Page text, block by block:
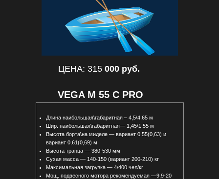
ЦЕНА: 315 000 руб.
VEGA М 55 C PRO
Длина наибольшая\габаритная – 4,5\4,65 м
Шир. наибольшая\габаритная— 1,45\1,55 м
Высота борта\на миделе — вариант 0,55(0,63) и
вариант 0,61(0,69) м
Высота транца — 380-530 мм
Сухая масса — 140-150 (вариант 200-210) кг
Максимальная загрузка — 4/400 чел/кг
Мощ. подвесного мотора рекомендуемая —9,9-20